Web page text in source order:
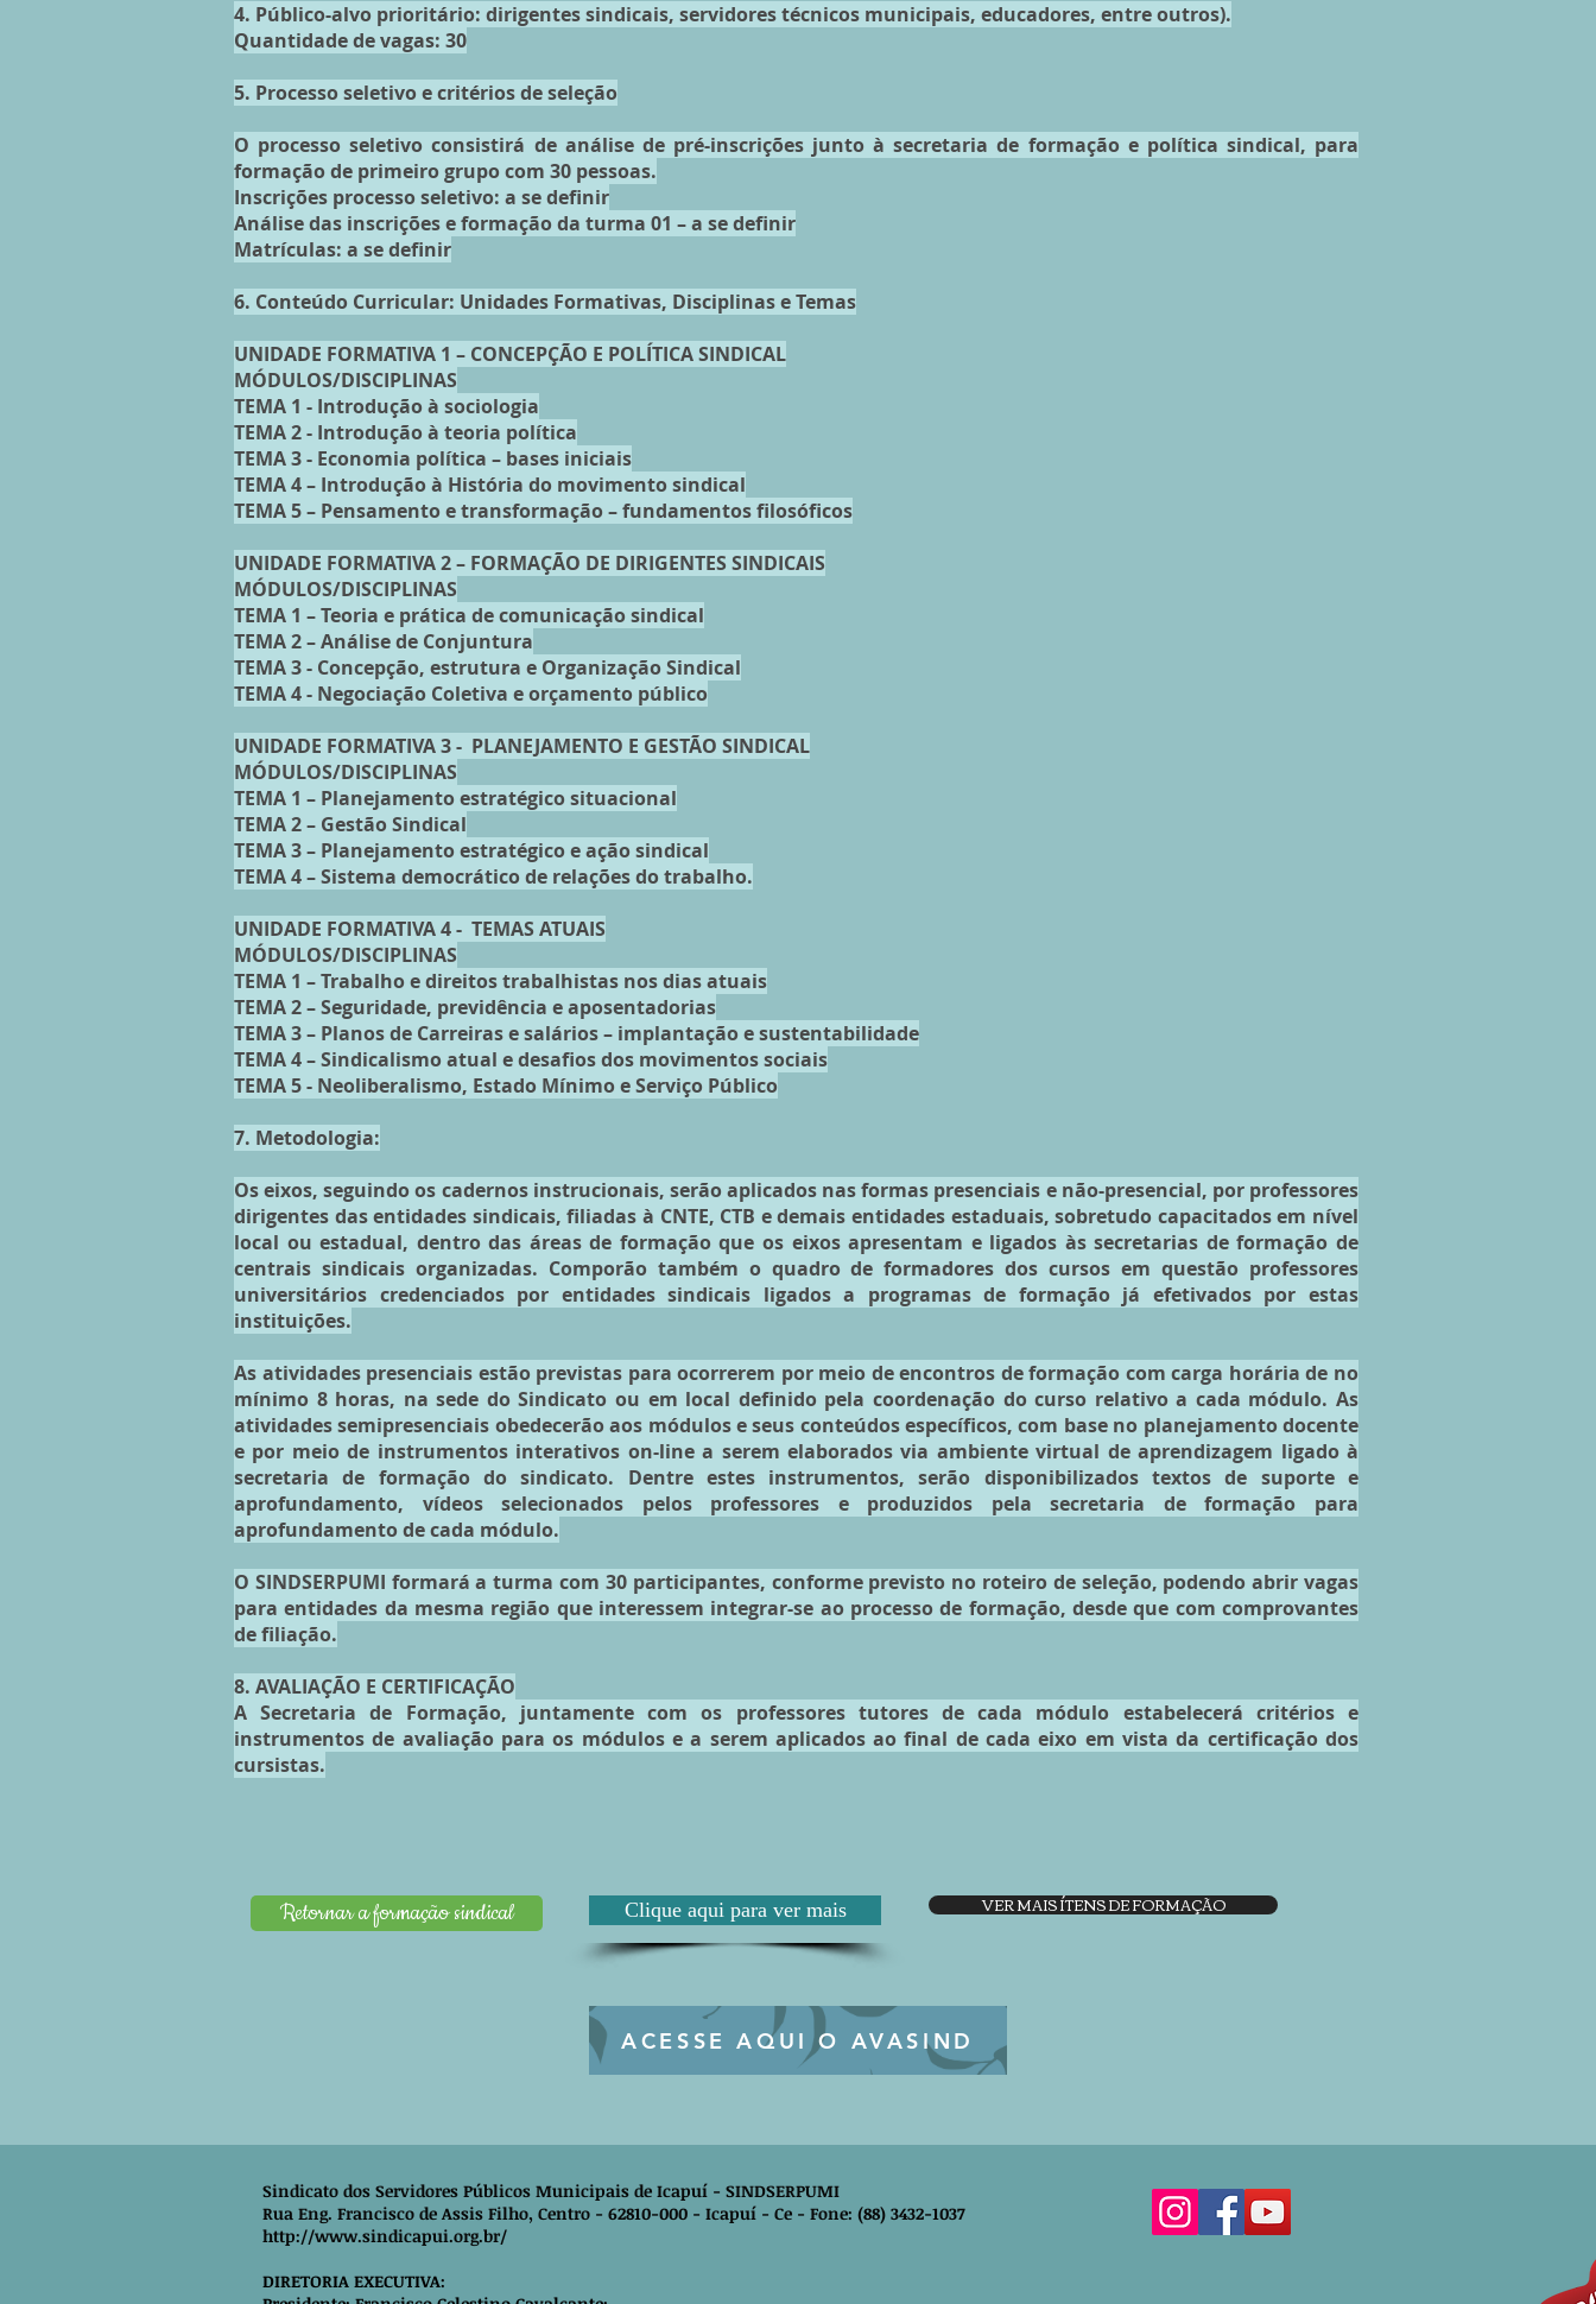
4. Público-alvo prioritário: dirigentes sindicais, servidores técnicos municipais, educadores, entre outros).
Quantidade de vagas: 30
5. Processo seletivo e critérios de seleção
O processo seletivo consistirá de análise de pré-inscrições junto à secretaria de formação e política sindical, para
formação de primeiro grupo com 30 pessoas.
Inscrições processo seletivo: a se definir
Análise das inscrições e formação da turma 01 – a se definir
Matrículas: a se definir
6. Conteúdo Curricular: Unidades Formativas, Disciplinas e Temas
UNIDADE FORMATIVA 1 – CONCEPÇÃO E POLÍTICA SINDICAL
MÓDULOS/DISCIPLINAS
TEMA 1 - Introdução à sociologia
TEMA 2 - Introdução à teoria política
TEMA 3 - Economia política – bases iniciais
TEMA 4 – Introdução à História do movimento sindical
TEMA 5 – Pensamento e transformação – fundamentos filosóficos
UNIDADE FORMATIVA 2 – FORMAÇÃO DE DIRIGENTES SINDICAIS
MÓDULOS/DISCIPLINAS
TEMA 1 – Teoria e prática de comunicação sindical
TEMA 2 – Análise de Conjuntura
TEMA 3 - Concepção, estrutura e Organização Sindical
TEMA 4 - Negociação Coletiva e orçamento público
UNIDADE FORMATIVA 3 - PLANEJAMENTO E GESTÃO SINDICAL
MÓDULOS/DISCIPLINAS
TEMA 1 – Planejamento estratégico situacional
TEMA 2 – Gestão Sindical
TEMA 3 – Planejamento estratégico e ação sindical
TEMA 4 – Sistema democrático de relações do trabalho.
UNIDADE FORMATIVA 4 - TEMAS ATUAIS
MÓDULOS/DISCIPLINAS
TEMA 1 – Trabalho e direitos trabalhistas nos dias atuais
TEMA 2 – Seguridade, previdência e aposentadorias
TEMA 3 – Planos de Carreiras e salários – implantação e sustentabilidade
TEMA 4 – Sindicalismo atual e desafios dos movimentos sociais
TEMA 5 - Neoliberalismo, Estado Mínimo e Serviço Público
7. Metodologia:
Os eixos, seguindo os cadernos instrucionais, serão aplicados nas formas presenciais e não-presencial, por professores
dirigentes das entidades sindicais, filiadas à CNTE, CTB e demais entidades estaduais, sobretudo capacitados em nível
local ou estadual, dentro das áreas de formação que os eixos apresentam e ligados às secretarias de formação de
centrais sindicais organizadas. Comporão também o quadro de formadores dos cursos em questão professores
universitários credenciados por entidades sindicais ligados a programas de formação já efetivados por estas
instituições.
As atividades presenciais estão previstas para ocorrerem por meio de encontros de formação com carga horária de no
mínimo 8 horas, na sede do Sindicato ou em local definido pela coordenação do curso relativo a cada módulo. As
atividades semipresenciais obedecerão aos módulos e seus conteúdos específicos, com base no planejamento docente
e por meio de instrumentos interativos on-line a serem elaborados via ambiente virtual de aprendizagem ligado à
secretaria de formação do sindicato. Dentre estes instrumentos, serão disponibilizados textos de suporte e
aprofundamento, vídeos selecionados pelos professores e produzidos pela secretaria de formação para
aprofundamento de cada módulo.
O SINDSERPUMI formará a turma com 30 participantes, conforme previsto no roteiro de seleção, podendo abrir vagas
para entidades da mesma região que interessem integrar-se ao processo de formação, desde que com comprovantes
de filiação.
8. AVALIAÇÃO E CERTIFICAÇÃO
A Secretaria de Formação, juntamente com os professores tutores de cada módulo estabelecerá critérios e
instrumentos de avaliação para os módulos e a serem aplicados ao final de cada eixo em vista da certificação dos
cursistas.
Retornar a formação sindical Clique aqui para ver mais VER MAIS ÍTENS DE FORMAÇÃO
ACESSE AQUI O AVASIND
Sindicato dos Servidores Públicos Municipais de Icapuí - SINDSERPUMI
Rua Eng. Francisco de Assis Filho, Centro - 62810-000 - Icapuí - Ce - Fone: (88) 3432-1037
http://www.sindicapui.org.br/
DIRETORIA EXECUTIVA: